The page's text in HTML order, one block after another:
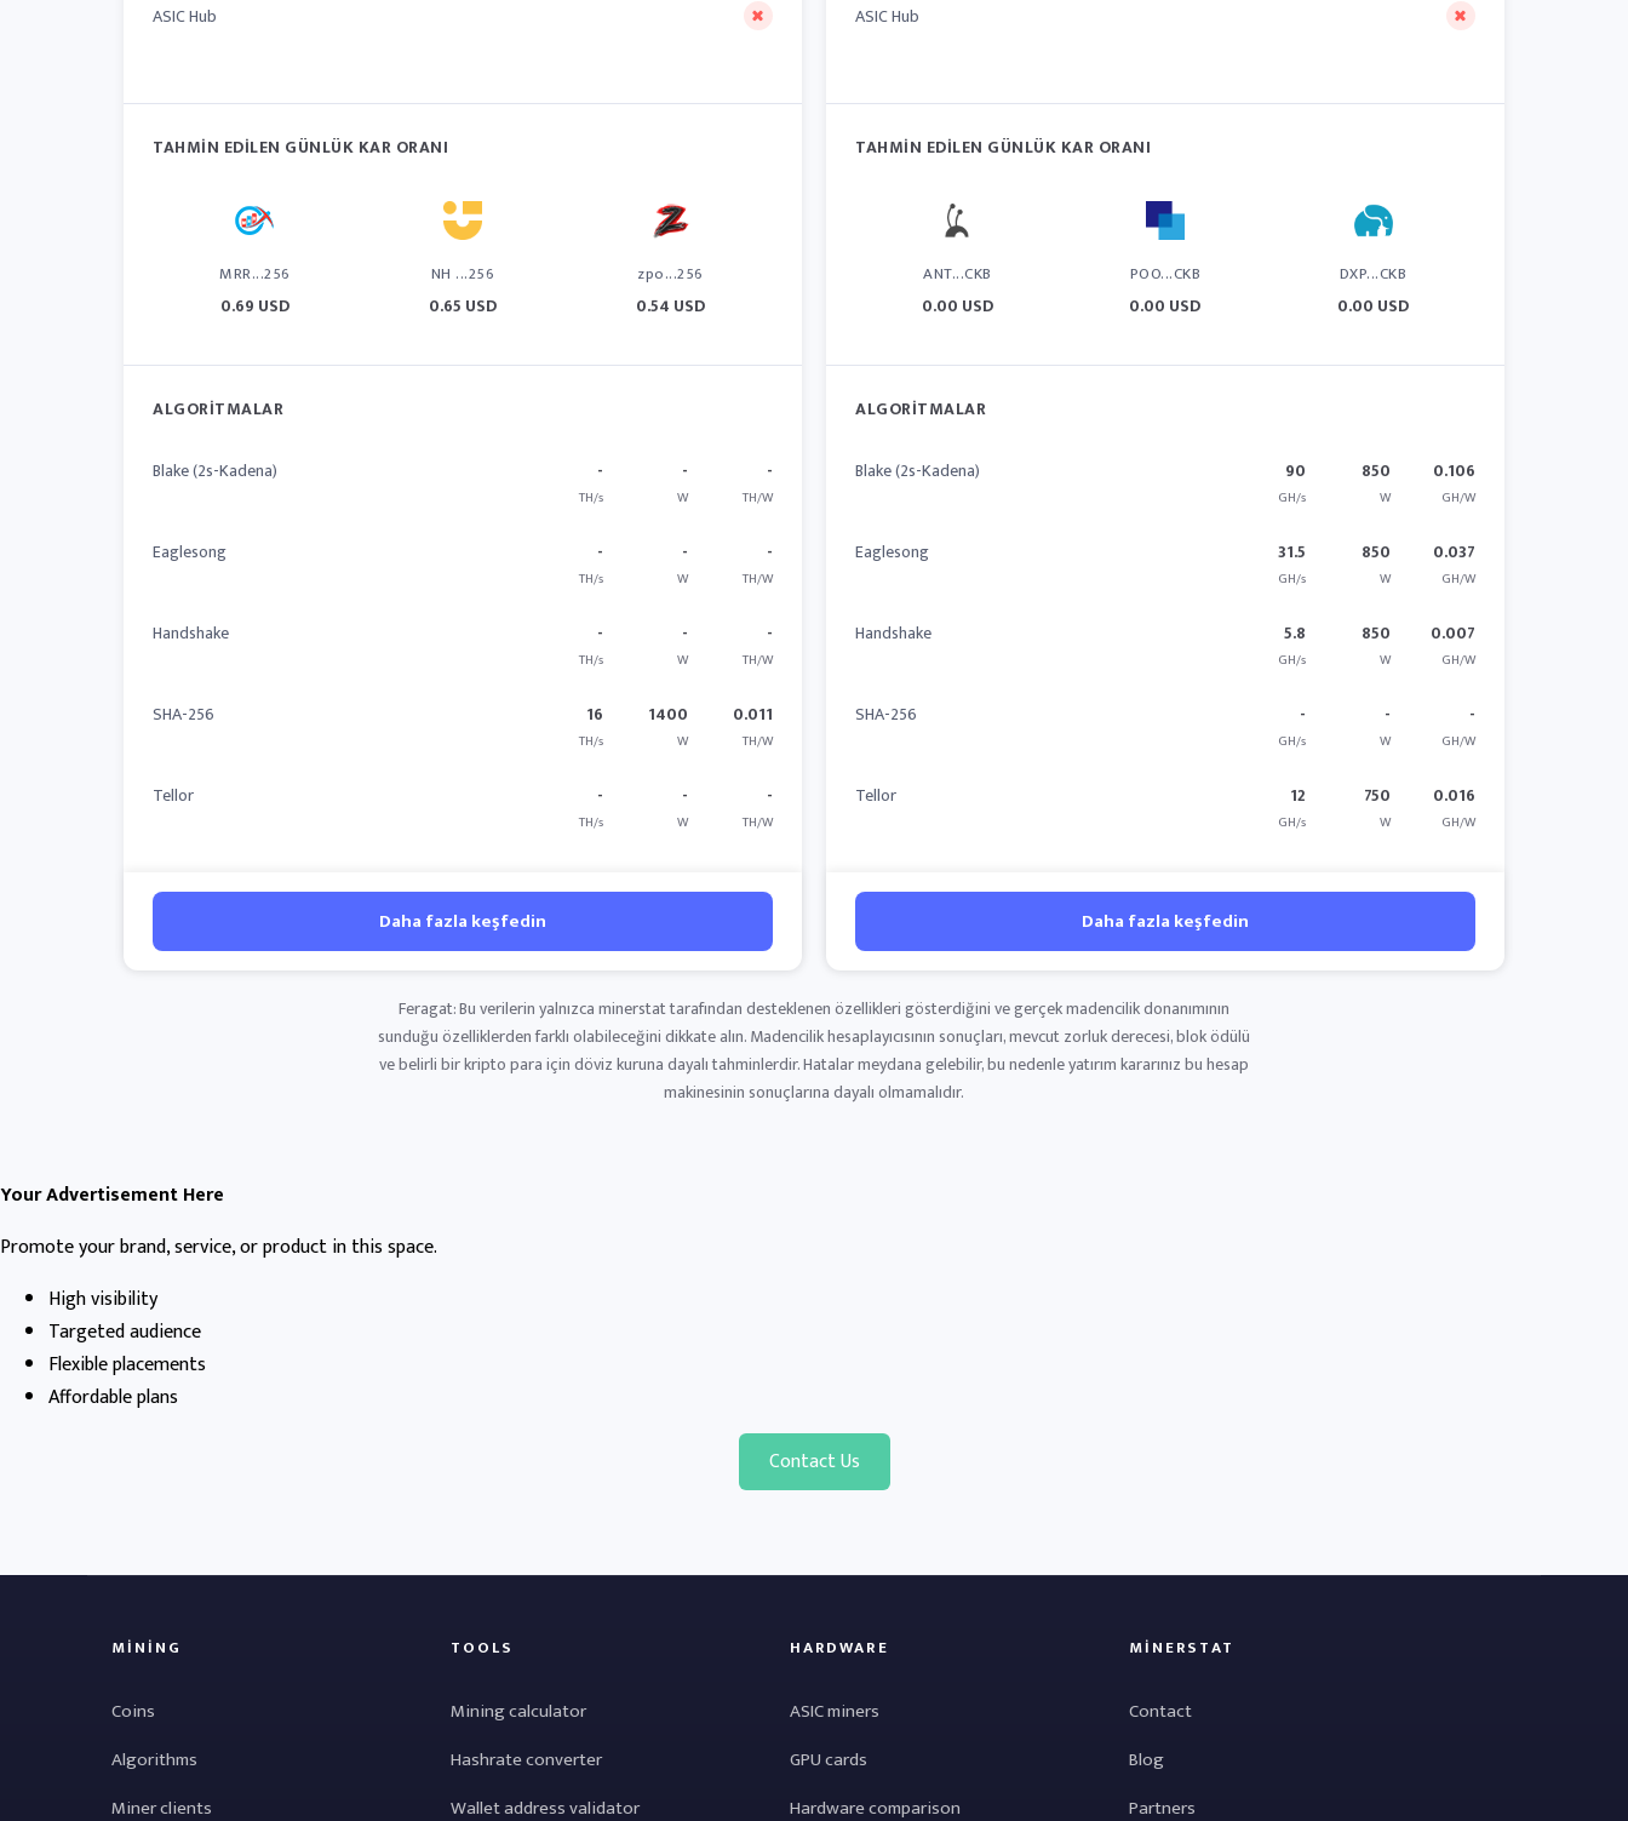
ASIC Hub
TAHMIN EDILEN GÜNLÜK KAR ORANI
MRR...256
0.69 USD
NH ...256
0.65 USD
zpo...256
0.54 USD
ALGORITMALAR
Blake (2s-Kadena) -
TH/s
-
W
-
TH/W
Eaglesong -
TH/s
-
W
-
TH/W
Handshake -
TH/s
-
W
-
TH/W
SHA-256 16
TH/s
1400
W
0.011
TH/W
Tellor -
TH/s
-
W
-
TH/W
Daha fazla keşfedin
ASIC Hub
TAHMIN EDILEN GÜNLÜK KAR ORANI
ANT...CKB
0.00 USD
POO...CKB
0.00 USD
DXP...CKB
0.00 USD
ALGORITMALAR
Blake (2s-Kadena) 90
GH/s
850
W
0.106
GH/W
Eaglesong 31.5
GH/s
850
W
0.037
GH/W
Handshake 5.8
GH/s
850
W
0.007
GH/W
SHA-256 -
GH/s
-
W
-
GH/W
Tellor 12
GH/s
750
W
0.016
GH/W
Daha fazla keşfedin
Feragat: Bu verilerin yalnızca minerstat tarafından desteklenen özellikleri gösterdiğini ve gerçek madencilik donanımının
sunduğu özelliklerden farklı olabileceğini dikkate alın. Madencilik hesaplayıcısının sonuçları, mevcut zorluk derecesi, blok ödülü
ve belirli bir kripto para için döviz kuruna dayalı tahminlerdir. Hatalar meydana gelebilir, bu nedenle yatırım kararınız bu hesap
makinesinin sonuçlarına dayalı olmamalıdır.
Your Advertisement Here
Promote your brand, service, or product in this space.
High visibility
Targeted audience
Flexible placements
Affordable plans
Contact Us
MINING
Coins
Algorithms
Miner clients
TOOLS
Mining calculator
Hashrate converter
Wallet address validator
HARDWARE
ASIC miners
GPU cards
Hardware comparison
MINERSTAT
Contact
Blog
Partners